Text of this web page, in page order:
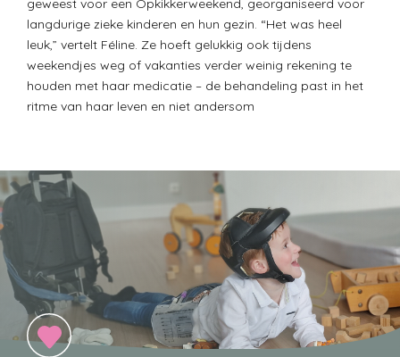
geweest voor een Opkikkerweekend, georganiseerd voor
langdurige zieke kinderen en hun gezin. “Het was heel
leuk,” vertelt Féline. Ze hoeft gelukkig ook tijdens
weekendjes weg of vakanties verder weinig rekening te
houden met haar medicatie – de behandeling past in het
ritme van haar leven en niet andersom